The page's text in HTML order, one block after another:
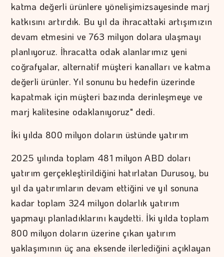
katma değerli ürünlere yönelişimizsayesinde marj
katkısını artırdık. Bu yıl da ihracattaki artışımızın
devam etmesini ve 763 milyon dolara ulaşmayı
planlıyoruz. İhracatta odak alanlarımız yeni
coğrafyalar, alternatif müşteri kanalları ve katma
değerli ürünler. Yıl sonunu bu hedefin üzerinde
kapatmak için müşteri bazında derinleşmeye ve
marj kalitesine odaklanıyoruz" dedi.
İki yılda 800 milyon doların üstünde yatırım
2025 yılında toplam 481 milyon ABD doları
yatırım gerçekleştirildiğini hatırlatan Durusoy, bu
yıl da yatırımların devam ettiğini ve yıl sonuna
kadar toplam 324 milyon dolarlık yatırım
yapmayı planladıklarını kaydetti. İki yılda toplam
800 milyon doların üzerine çıkan yatırım
yaklaşımının üç ana eksende ilerlediğini açıklayan